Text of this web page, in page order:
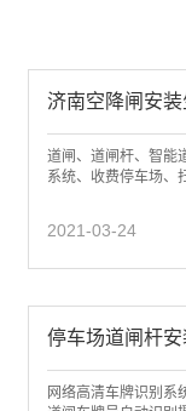
济南空降闸安装
道闸、道闸杆、智能
系统、收费停车场、
2021-03-24
停车场道闸杆安
网络高清车牌识别系